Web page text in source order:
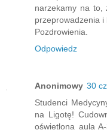
narzekamy na to,
przeprowadzenia
Pozdrowienia.
Odpowiedz
Anonimowy 30
Studenci
na Ligotę!
oświetlona aula